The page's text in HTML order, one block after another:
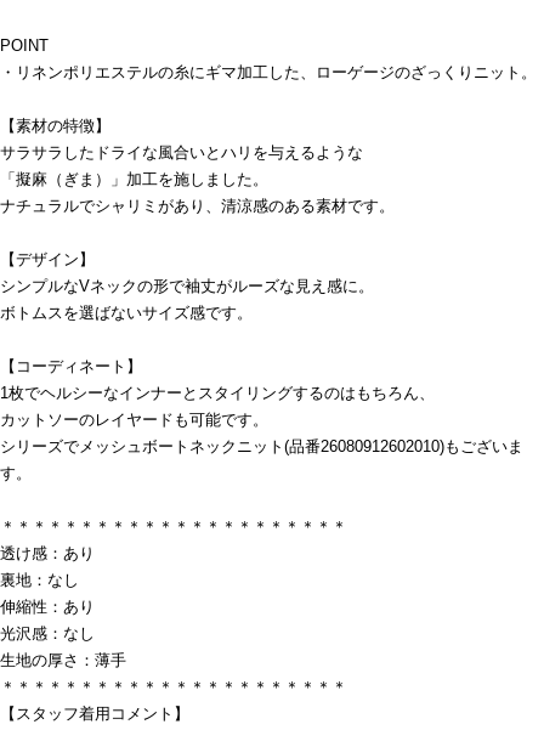
POINT
・リネンポリエステルの糸にギマ加工した、ローゲージのざっくりニット。
【素材の特徴】
サラサラしたドライな風合いとハリを与えるような
「擬麻（ぎま）」加工を施しました。
ナチュラルでシャリミがあり、清涼感のある素材です。
【デザイン】
シンプルなVネックの形で袖丈がルーズな見え感に。
ボトムスを選ばないサイズ感です。
【コーディネート】
1枚でヘルシーなインナーとスタイリングするのはもちろん、
カットソーのレイヤードも可能です。
シリーズでメッシュボートネックニット(品番26080912602010)もございま
す。
＊＊＊＊＊＊＊＊＊＊＊＊＊＊＊＊＊＊＊＊＊＊
透け感：あり
裏地：なし
伸縮性：あり
光沢感：なし
生地の厚さ：薄手
＊＊＊＊＊＊＊＊＊＊＊＊＊＊＊＊＊＊＊＊＊＊
【スタッフ着用コメント】